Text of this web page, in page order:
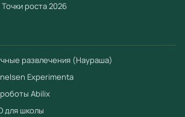
роста 2026
развлечения (Наураша)
Experimenta
Abilix
для школы